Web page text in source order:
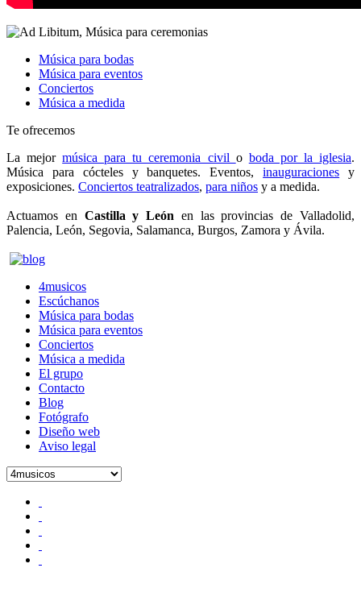
Música para bodas
Música para eventos
Conciertos
Música a medida
Te ofrecemos
La mejormúsica para tu ceremonia civil o boda por la iglesia.
Música para cócteles y banquetes. Eventos,inauguraciones y
exposiciones. Conciertos teatralizados, para niños y a medida.
Actuamos en Castilla y León en las provincias de Valladolid,
Palencia, León, Segovia, Salamanca, Burgos, Zamora y Ávila.
4musicos
Escúchanos
Música para bodas
Música para eventos
Conciertos
Música a medida
El grupo
Contacto
Blog
Fotógrafo
Diseño web
Aviso legal